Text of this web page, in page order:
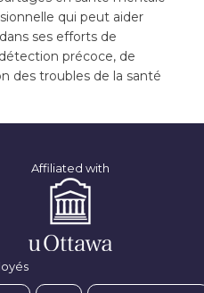
qui peut aider
ses efforts de
précoce, de
des troubles de la santé
Affiliated with